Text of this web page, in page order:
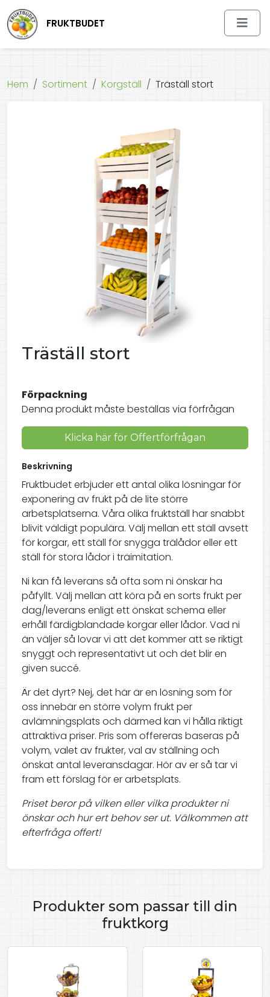
FRUKTBUDET
Hem Sortiment Korgställ Träställ stort
Träställ stort
Förpackning
Denna produkt måste beställas via förfrågan
Klicka här för Offertförfrågan
Beskrivning
Fruktbudet erbjuder ett antal olika lösningar för
exponering av frukt på de lite större
arbetsplatserna. Våra olika fruktställ har snabbt
blivit väldigt populära. Välj mellan ett ställ avsett
för korgar, ett ställ för snygga trälådor eller ett
ställ för stora lådor i träimitation.
Ni kan få leverans så ofta som ni önskar ha
påfyllt. Välj mellan att köra på en sorts frukt per
dag/leverans enligt ett önskat schema eller
erhåll färdigblandade korgar eller lådor. Vad ni
än väljer så lovar vi att det kommer att se riktigt
snyggt och representativt ut och det blir en
given succé.
Är det dyrt? Nej, det här är en lösning som för
oss innebär en större volym frukt per
avlämningsplats och därmed kan vi hålla riktigt
attraktiva priser. Pris som offereras baseras på
volym, valet av frukter, val av ställning och
önskat antal leveransdagar. Hör av er så tar vi
fram ett förslag för er arbetsplats.
Priset beror på vilken eller vilka produkter ni
önskar och hur ert behov ser ut. Välkommen att
efterfråga offert!
Produkter som passar till din
fruktkorg